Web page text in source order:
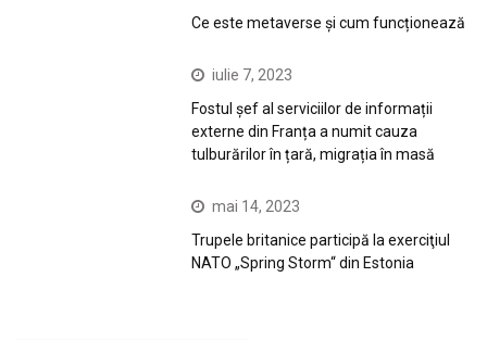
Ce este metaverse și cum funcționează
iulie 7, 2023
Fostul șef al serviciilor de informații
externe din Franța a numit cauza
tulburărilor în țară, migrația în masă
mai 14, 2023
Trupele britanice participă la exerciţiul
NATO „Spring Storm“ din Estonia